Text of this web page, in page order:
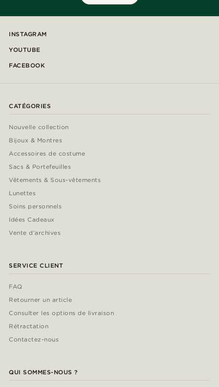
INSTAGRAM
YOUTUBE
FACEBOOK
CATÉGORIES
Nouvelle collection
Bijoux & Montres
Accessoires de costume
Sacs & Portefeuilles
Vêtements & Sous-vêtements
Lunettes
Soins personnels
Idées Cadeaux
Vente d'archives
SERVICE CLIENT
FAQ
Retourner un article
Consulter les options de livraison
Rétractation
Contactez-nous
QUI SOMMES-NOUS ?